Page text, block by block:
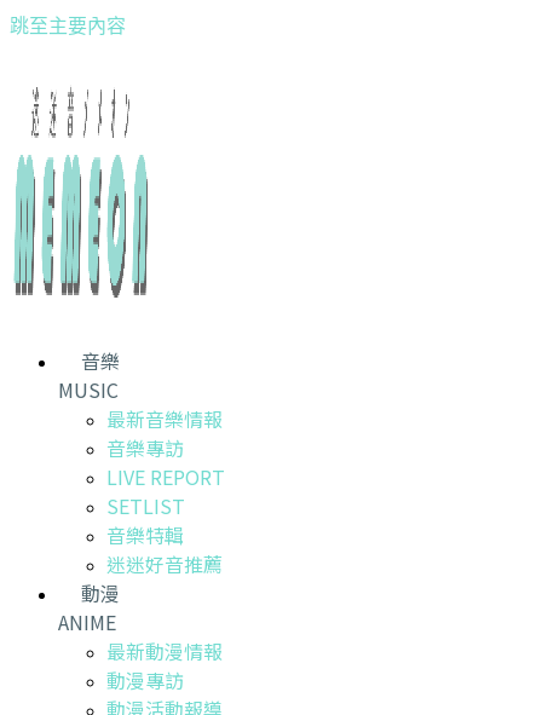
跳至主要內容
音樂
MUSIC
最新音樂情報
音樂專訪
LIVE REPORT
SETLIST
音樂特輯
迷迷好音推薦
動漫
ANIME
最新動漫情報
動漫專訪
動漫活動報導